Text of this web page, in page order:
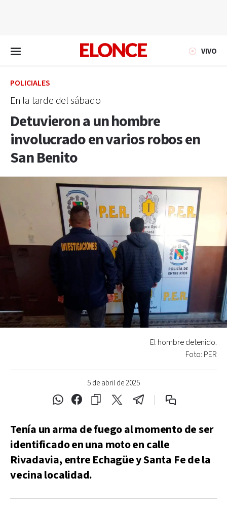
VIVO
POLICIALES
En la tarde del sábado
Detuvieron a un hombre
involucrado en varios robos en
San Benito
5 de abril de 2025
El hombre detenido.
Foto: PER
Tenía un arma de fuego al momento de ser
identificado en una moto en calle
Rivadavia, entre Echagüe y Santa Fe de la
vecina localidad.